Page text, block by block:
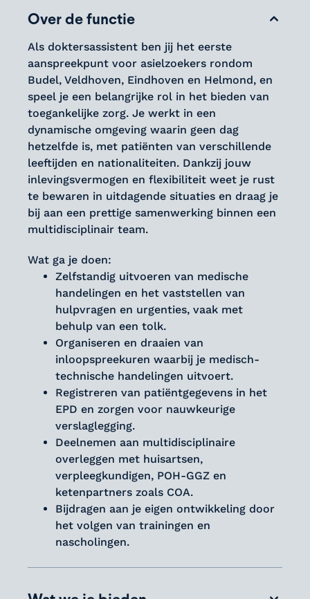
Over de functie
Als doktersassistent ben jij het eerste
aanspreekpunt voor asielzoekers rondom
Budel, Veldhoven, Eindhoven en Helmond, en
speel je een belangrijke rol in het bieden van
toegankelijke zorg. Je werkt in een
dynamische omgeving waarin geen dag
hetzelfde is, met patiënten van verschillende
leeftijden en nationaliteiten. Dankzij jouw
inlevingsvermogen en flexibiliteit weet je rust
te bewaren in uitdagende situaties en draag je
bij aan een prettige samenwerking binnen een
multidisciplinair team.
Wat ga je doen:
Zelfstandig uitvoeren van medische
handelingen en het vaststellen van
hulpvragen en urgenties, vaak met
behulp van een tolk.
Organiseren en draaien van
inloopspreekuren waarbij je medisch-
technische handelingen uitvoert.
Registreren van patiëntgegevens in het
EPD en zorgen voor nauwkeurige
verslaglegging.
Deelnemen aan multidisciplinaire
overleggen met huisartsen,
verpleegkundigen, POH-GGZ en
ketenpartners zoals COA.
Bijdragen aan je eigen ontwikkeling door
het volgen van trainingen en
nascholingen.